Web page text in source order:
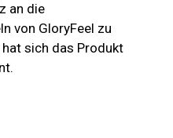
an die
von GloryFeel zu
sich das Produkt